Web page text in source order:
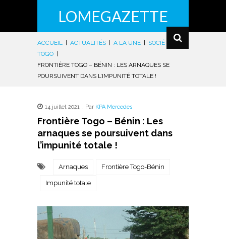
LOMEGAZETTE
ACCUEIL ACTUALITÉS A LA UNE SOCIÉTÉ
|
TOGO
FRONTIÈRE TOGO – BÉNIN : LES ARNAQUES SE
POURSUIVENT DANS L’IMPUNITÉ TOTALE !
14 juillet 2021 , Par KPA Mercedes
Frontière Togo – Bénin : Les
arnaques se poursuivent dans
l’impunité totale !
Arnaques Frontière Togo-Bénin
Impunité totale